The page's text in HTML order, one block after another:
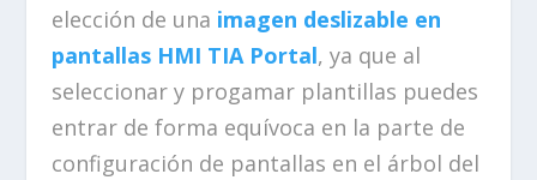
elección de una imagen deslizable en
pantallas HMI TIA Portal, ya que al
seleccionar y progamar plantillas puedes
entrar de forma equívoca en la parte de
configuración de pantallas en el árbol del